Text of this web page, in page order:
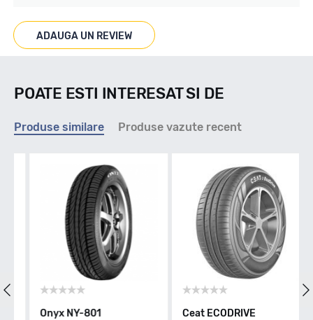
Marcat M+S
Indice viteza
H - max 210km/h
Indice greutate
ADAUGA UN REVIEW
POATE ESTI INTERESAT SI DE
Produse similare Produse vazute recent
Onyx NY-801
Ceat ECODRIVE